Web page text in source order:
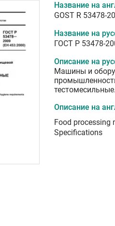
Название на
GOST R 53478-
Название на
ГОСТ Р 53478-
Описание на
Машины и
Описание на
Food processing
Specifications